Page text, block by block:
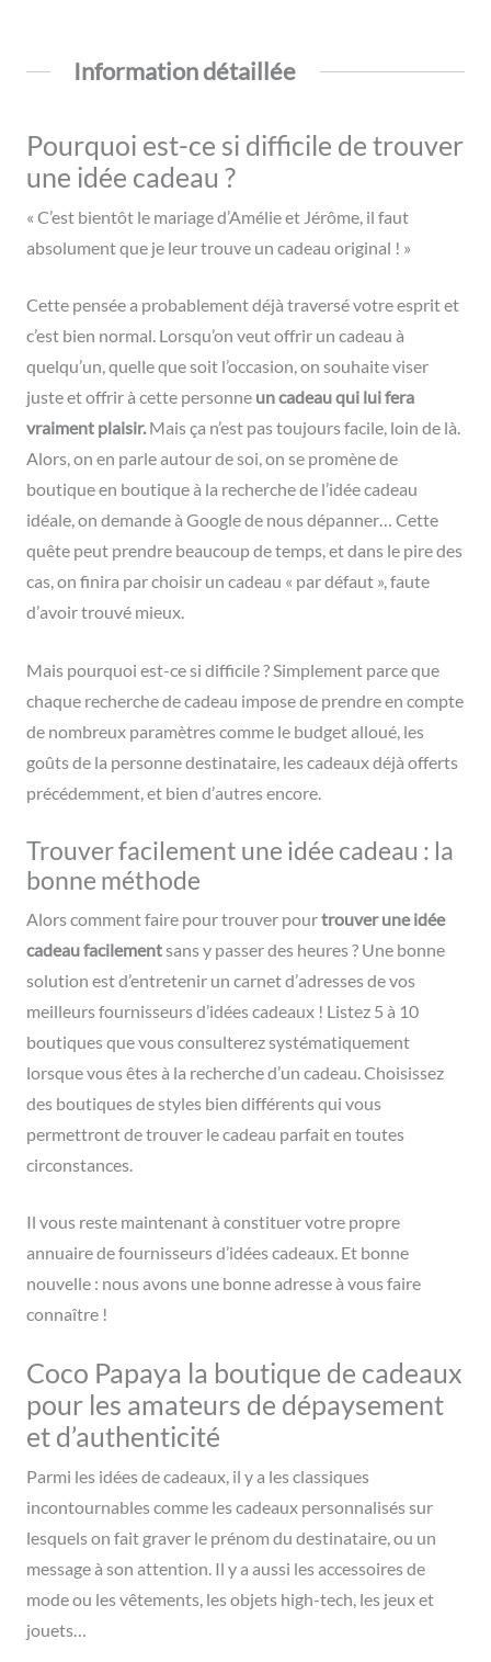
Information détaillée
Pourquoi est-ce si difficile de trouver
une idée cadeau ?
« C’est bientôt le mariage d’Amélie et Jérôme, il faut
absolument que je leur trouve un cadeau original ! »
Cette pensée a probablement déjà traversé votre esprit et
c’est bien normal. Lorsqu’on veut offrir un cadeau à
quelqu’un, quelle que soit l’occasion, on souhaite viser
juste et offrir à cette personne un cadeau qui lui fera
vraiment plaisir.Mais ça n’est pas toujours facile, loin de là.
Alors, on en parle autour de soi, on se promène de
boutique en boutique à la recherche de l’idée cadeau
idéale, on demande à Google de nous dépanner… Cette
quête peut prendre beaucoup de temps, et dans le pire des
cas, on finira par choisir un cadeau « par défaut », faute
d’avoir trouvé mieux.
Mais pourquoi est-ce si difficile ? Simplement parce que
chaque recherche de cadeau impose de prendre en compte
de nombreux paramètres comme le budget alloué, les
goûts de la personne destinataire, les cadeaux déjà offerts
précédemment, et bien d’autres encore.
Trouver facilement une idée cadeau : la
bonne méthode
Alors comment faire pour trouver pourtrouver une idée
cadeau facilementsans y passer des heures ? Une bonne
solution est d’entretenir un carnet d’adresses de vos
meilleurs fournisseurs d’idées cadeaux ! Listez 5 à 10
boutiques que vous consulterez systématiquement
lorsque vous êtes à la recherche d’un cadeau. Choisissez
des boutiques de styles bien différents qui vous
permettront de trouver le cadeau parfait en toutes
circonstances.
Il vous reste maintenant à constituer votre propre
annuaire de fournisseurs d’idées cadeaux. Et bonne
nouvelle : nous avons une bonne adresse à vous faire
connaître !
Coco Papaya la boutique de cadeaux
pour les amateurs de dépaysement
et d’authenticité
Parmi les idées de cadeaux, il y a les classiques
incontournables comme les cadeaux personnalisés sur
lesquels on fait graver le prénom du destinataire, ou un
message à son attention. Il y a aussi les accessoires de
mode ou les vêtements, les objets high-tech, les jeux et
jouets…